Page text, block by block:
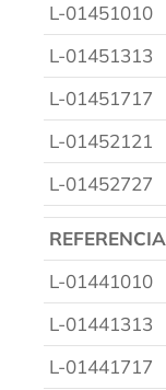
L-01451010
L-01451313
L-01451717
L-01452121
L-01452727
REFERENCIA
L-01441010
L-01441313
L-01441717